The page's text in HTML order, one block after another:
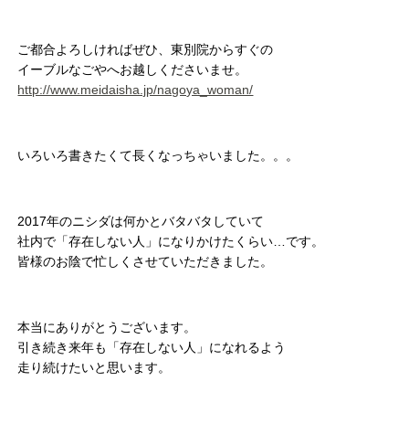
ご都合よろしければぜひ、東別院からすぐの
イーブルなごやへお越しくださいませ。
http://www.meidaisha.jp/nagoya_woman/
いろいろ書きたくて長くなっちゃいました。。。
2017年のニシダは何かとバタバタしていて
社内で「存在しない人」になりかけたくらい…です。
皆様のお陰で忙しくさせていただきました。
本当にありがとうございます。
引き続き来年も「存在しない人」になれるよう
走り続けたいと思います。